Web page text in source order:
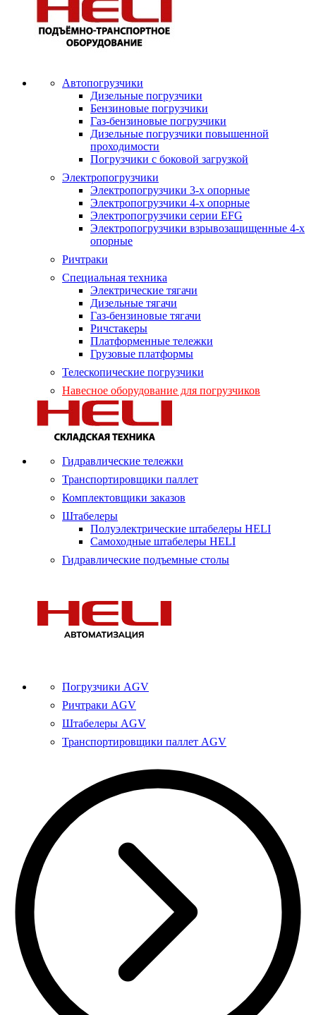
Автопогрузчики
Дизельные погрузчики
Бензиновые погрузчики
Газ-бензиновые погрузчики
Дизельные погрузчики повышенной
проходимости
Погрузчики с боковой загрузкой
Электропогрузчики
Электропогрузчики 3-х опорные
Электропогрузчики 4-х опорные
Электропогрузчики серии EFG
Электропогрузчики взрывозащищенные 4-х
опорные
Ричтраки
Специальная техника
Электрические тягачи
Дизельные тягачи
Газ-бензиновые тягачи
Ричстакеры
Платформенные тележки
Грузовые платформы
Телескопические погрузчики
Навесное оборудование для погрузчиков
Гидравлические тележки
Транспортировщики паллет
Комплектовщики заказов
Штабелеры
Полуэлектрические штабелеры HELI
Самоходные штабелеры HELI
Гидравлические подъемные столы
Погрузчики AGV
Ричтраки AGV
Штабелеры AGV
Транспортировщики паллет AGV